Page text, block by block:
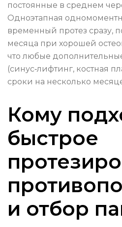
постоянные в среднем
Одноэтапная
временный протез сразу,
месяца при хорошей
что любые
(синус‑лифтинг, костная
сроки на несколько
Кому
быстрое
и отбор